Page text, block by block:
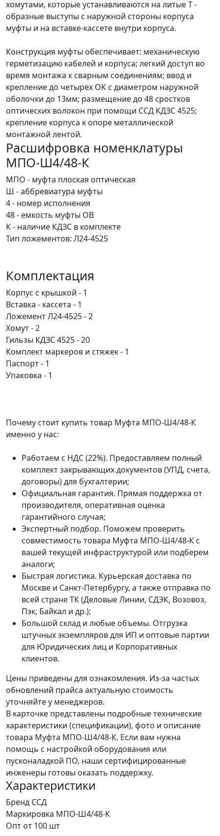
хомутами, которые устанавливаются на литые Т -
образные выступы с наружной стороны корпуса
муфты и на вставке-кассете внутри корпуса.
Конструкция муфты обеспечивает: механическую
герметизацию кабелей и корпуса; легкий доступ во
время монтажа к сварным соединениям; ввод и
крепление до четырех ОК с диаметром наружной
оболочки до 13мм; размещение до 48 сростков
оптических волокон при помощи ССД КДЗС 4525;
крепление корпуса к опоре металлической
монтажной лентой.
Расшифровка номенклатуры
МПО-Ш4/48-К
МПО - муфта плоская оптическая
Ш - аббревиатура муфты
4 - номер исполнения
48 - емкость муфты ОВ
К - наличие КДЗС в комплекте
Тип ложементов: Л24-4525
Комплектация
Корпус с крышкой - 1
Вставка - кассета - 1
Ложемент Л24-4525 - 2
Хомут - 2
Гильзы КДЗС 4525 - 20
Комплект маркеров и стяжек - 1
Паспорт - 1
Упаковка - 1
Почему стоит купить товар Муфта МПО-Ш4/48-К
именно у нас:
Работаем с НДС (22%). Предоставляем полный
комплект закрывающих документов (УПД, счета,
договоры) для бухгалтерии;
Официальная гарантия. Прямая поддержка от
производителя, оперативная оценка
гарантийного случая;
Экспертный подбор. Поможем проверить
совместимость товара Муфта МПО-Ш4/48-К с
вашей текущей инфраструктурой или подберем
аналоги;
Быстрая логистика. Курьерская доставка по
Москве и Санкт-Петербургу, а также отправка по
всей стране ТК (Деловые Линии, СДЭК, Возовоз,
Пэк, Байкал и др.);
Большой склад и любые объемы. Отгрузка
штучных экземпляров для ИП и оптовые партии
для Юридических лиц и Корпоративных
клиентов.
Цены приведены для ознакомления. Из‑за частых
обновлений прайса актуальную стоимость
уточняйте у менеджеров.
В карточке представлены подробные технические
характеристики (спецификации), фото и описание
товара Муфта МПО-Ш4/48-К. Если вам нужна
помощь с настройкой оборудования или
пусконаладкой ПО, наши сертифицированные
инженеры готовы оказать поддержку.
Характеристики
Бренд ССД
Маркировка МПО-Ш4/48-К
Опт от 100 шт